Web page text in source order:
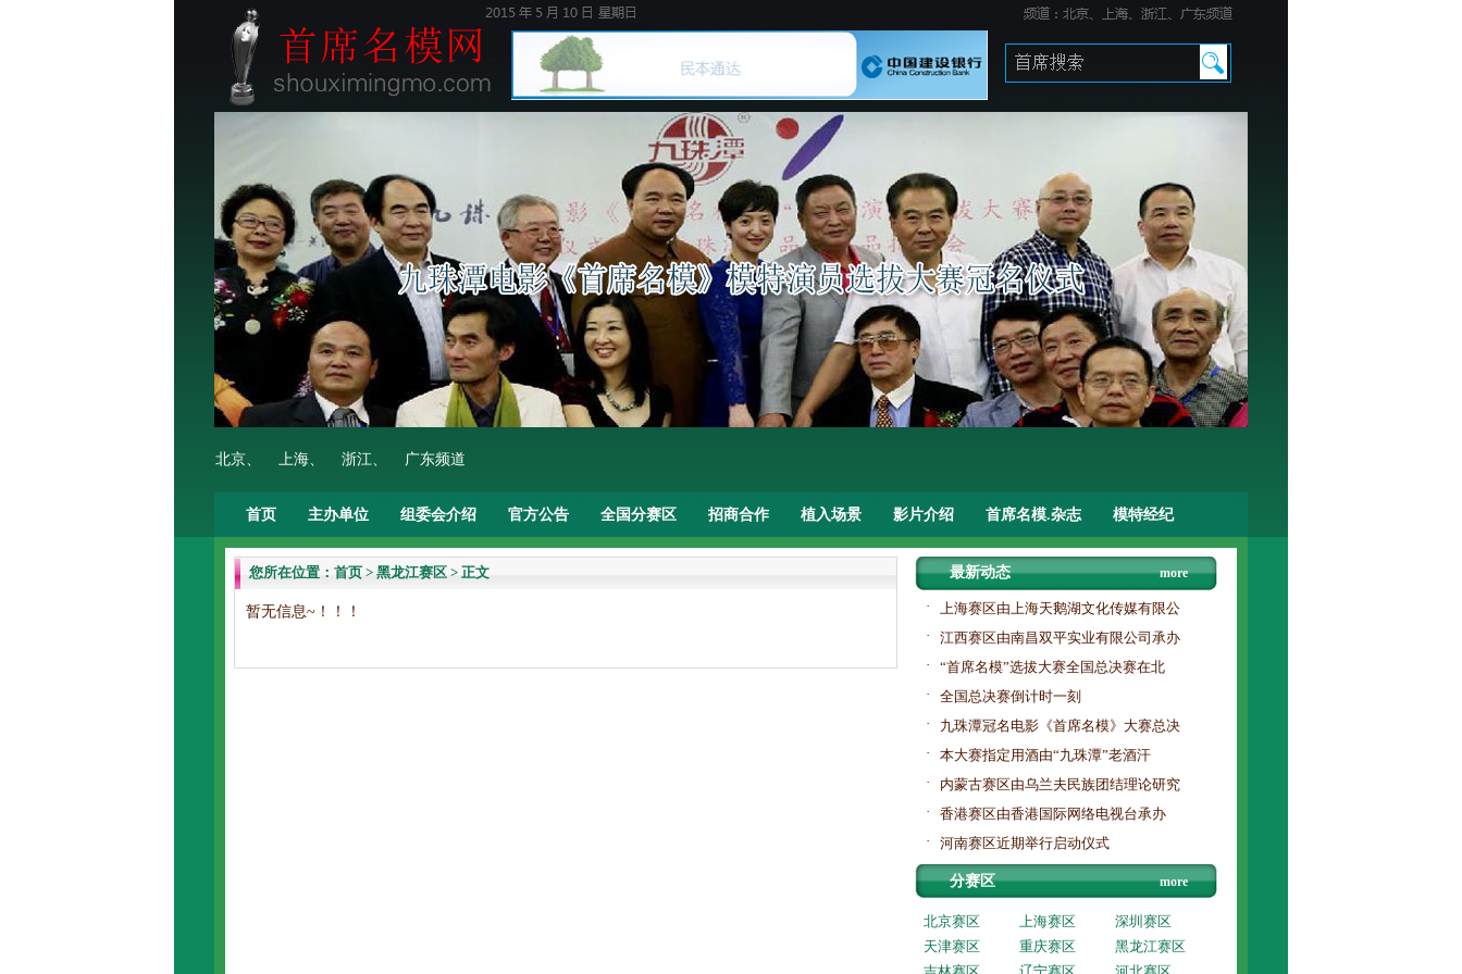
北京、 上海、 浙江、 广东频道
首页 主办单位 组委会介绍 官方公告 全国分赛区 招商合作 植入场景 影片介绍 首席名模.杂志 模特经纪
您所在位置： 首页 > 黑龙江赛区 > 正文
暂无信息~！！！
最新动态 more
·
上海赛区由上海天鹅湖文化传媒有限公
·
江西赛区由南昌双平实业有限公司承办
·
“首席名模”选拔大赛全国总决赛在北
·
全国总决赛倒计时一刻
·
九珠潭冠名电影《首席名模》大赛总决
·
本大赛指定用酒由“九珠潭”老酒汗
·
内蒙古赛区由乌兰夫民族团结理论研究
·
香港赛区由香港国际网络电视台承办
·
河南赛区近期举行启动仪式
分赛区 more
北京赛区 上海赛区
深圳赛区
天津赛区
重庆赛区
黑龙江赛区